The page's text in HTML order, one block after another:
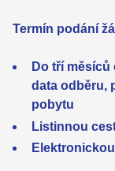
Termín podání
Do tří
data odběru,
pobytu
Listinnou